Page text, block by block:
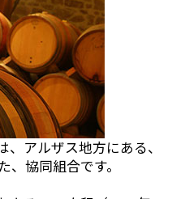
アルザス地方にある、
協同組合です。